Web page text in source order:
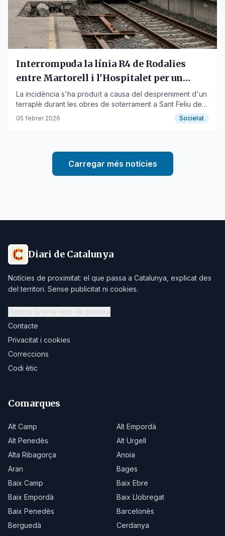
Interrompuda la línia R4 de Rodalies
entre Martorell i l'Hospitalet per un
despreniment
La incidència s'ha produït a causa del despreniment d'un
terraplè durant les obres de soterrament a Sant Feliu de
Llobregat, sense previsió de represa.
05 febrer 2026 Societat
Carregar més notícies
Diari de Catalunya
Notícies de proximitat: el que passa a Catalunya, explicat des
del territori. Sense publicitat ni cookies.
Publica la teva nota de premsa
Contacte
Privacitat i cookies
Correccions
Codi ètic
Comarques
Alt Camp
Alt Empordà
Alt Penedès
Alt Urgell
Alta Ribagorça
Anoia
Aran
Bages
Baix Camp
Baix Ebre
Baix Empordà
Baix Llobregat
Baix Penedès
Barcelonès
Berguedà
Cerdanya